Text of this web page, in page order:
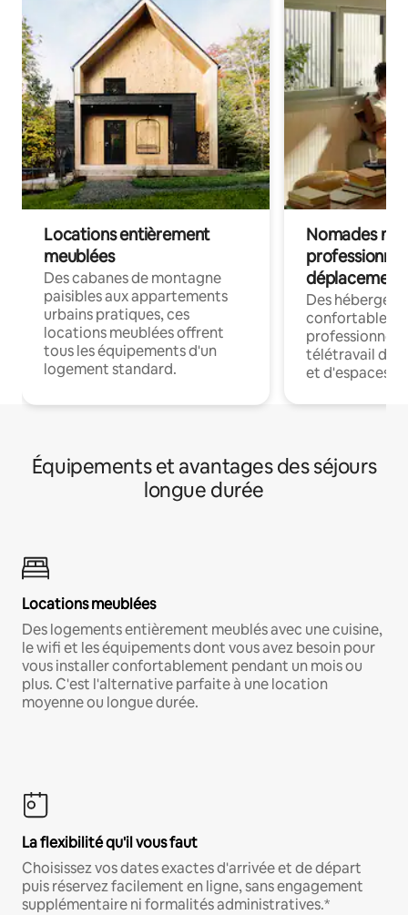
Locations entièrement
meublées
Des cabanes de montagne
paisibles aux appartements
urbains pratiques, ces
locations meublées offrent
tous les équipements d'un
logement standard.
Nomades
déplacement
Des
confortables
professionnels
télétravail
et d'espaces
Équipements et avantages des séjours
longue durée
Locations meublées
Des logements entièrement meublés avec une cuisine,
le wifi et les équipements dont vous avez besoin pour
vous installer confortablement pendant un mois ou
plus. C'est l'alternative parfaite à une location
moyenne ou longue durée.
La flexibilité qu'il vous faut
Choisissez vos dates exactes d'arrivée et de départ
puis réservez facilement en ligne, sans engagement
supplémentaire ni formalités administratives.*